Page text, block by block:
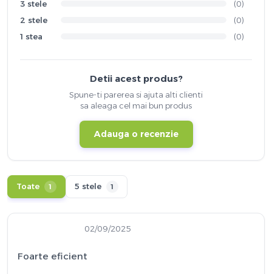
3 stele
(0)
2 stele
(0)
1 stea
(0)
Detii acest produs?
Spune-ti parerea si ajuta alti clienti
sa aleaga cel mai bun produs
Adauga o recenzie
Toate 1 5 stele 1
02/09/2025
Foarte eficient